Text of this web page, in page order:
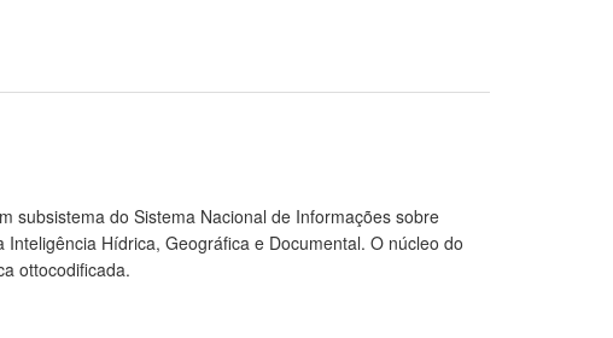
subsistema do Sistema Nacional de Informações sobre
Hídrica, Geográfica e Documental. O núcleo do
ottocodificada.